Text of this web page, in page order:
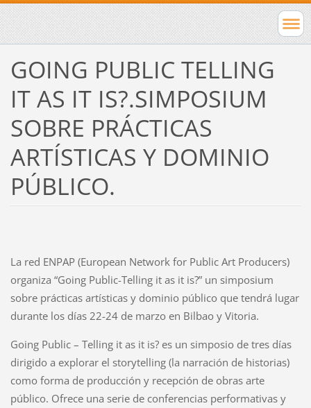
GOING PUBLIC TELLING
IT AS IT IS?.SIMPOSIUM
SOBRE PRÁCTICAS
ARTÍSTICAS Y DOMINIO
PÚBLICO.
La red ENPAP (European Network for Public Art Producers)
organiza “Going Public-Telling it as it is?” un simposium
sobre prácticas artísticas y dominio público que tendrá lugar
durante los días 22-24 de marzo en Bilbao y Vitoria.
Going Public – Telling it as it is? es un simposio de tres días
dirigido a explorar el storytelling (la narración de historias)
como forma de producción y recepción de obras arte
público. Ofrece una serie de conferencias performativas y